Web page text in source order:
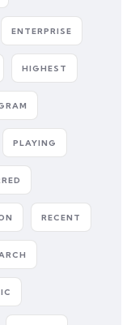
ENTERPRISE
HIGHEST
PLAYING
RECENT